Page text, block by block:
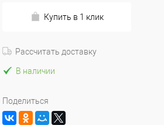
Купить в 1 клик
Рассчитать доставку
В наличии
Поделиться